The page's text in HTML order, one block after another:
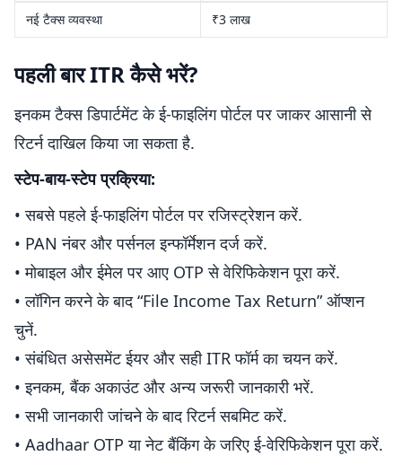
नई टैक्स व्यवस्था ₹3 लाख
पहली बार ITR कैसे भरें?
इनकम टैक्स डिपार्टमेंट के ई-फाइलिंग पोर्टल पर जाकर आसानी से
रिटर्न दाखिल किया जा सकता है.
स्टेप-बाय-स्टेप प्रक्रिया:
• सबसे पहले ई-फाइलिंग पोर्टल पर रजिस्ट्रेशन करें.
• PAN नंबर और पर्सनल इन्फॉर्मेशन दर्ज करें.
• मोबाइल और ईमेल पर आए OTP से वेरिफिकेशन पूरा करें.
• लॉगिन करने के बाद “File Income Tax Return” ऑप्शन
चुनें.
• संबंधित असेसमेंट ईयर और सही ITR फॉर्म का चयन करें.
• इनकम, बैंक अकाउंट और अन्य जरूरी जानकारी भरें.
• सभी जानकारी जांचने के बाद रिटर्न सबमिट करें.
• Aadhaar OTP या नेट बैंकिंग के जरिए ई-वेरिफिकेशन पूरा करें.